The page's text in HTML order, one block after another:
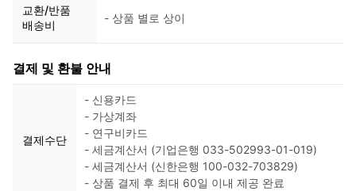
교환/반품
배송비
- 상품 별로 상이
결제 및 환불 안내
결제수단
- 신용카드
- 가상계좌
- 연구비카드
- 세금계산서 (기업은행 033-502993-01-019)
- 세금계산서 (신한은행 100-032-703829)
- 상품 결제 후 최대 60일 이내 제공 완료